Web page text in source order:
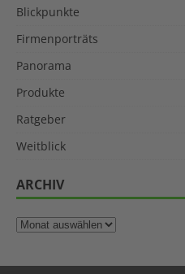
Blickpunkte
Firmenporträts
Panorama
Produkte
Ratgeber
Weitblick
ARCHIV